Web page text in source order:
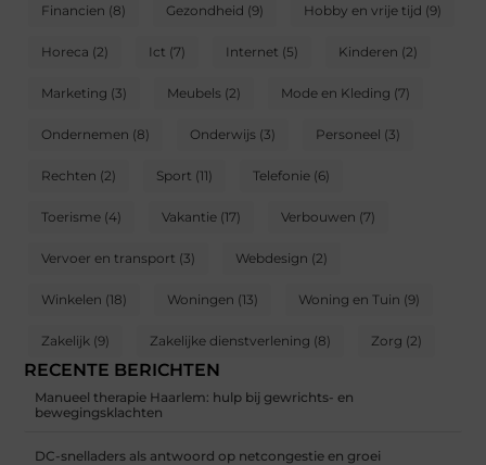
Financien (8) Gezondheid (9) Hobby en vrije tijd (9)
Horeca (2) Ict (7) Internet (5) Kinderen (2)
Marketing (3) Meubels (2) Mode en Kleding (7)
Ondernemen (8) Onderwijs (3) Personeel (3)
Rechten (2) Sport (11) Telefonie (6)
Toerisme (4) Vakantie (17) Verbouwen (7)
Vervoer en transport (3) Webdesign (2)
Winkelen (18) Woningen (13) Woning en Tuin (9)
Zakelijk (9) Zakelijke dienstverlening (8) Zorg (2)
RECENTE BERICHTEN
Manueel therapie Haarlem: hulp bij gewrichts- en
bewegingsklachten
DC-snelladers als antwoord op netcongestie en groei